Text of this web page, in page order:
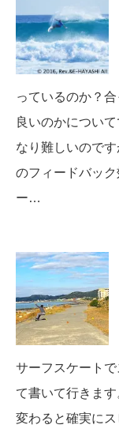
っているのか？
良いのかについ
なり難しいので
のフィードバッ
ー…
サーフスケート
て書いて行きま
変わると確実に